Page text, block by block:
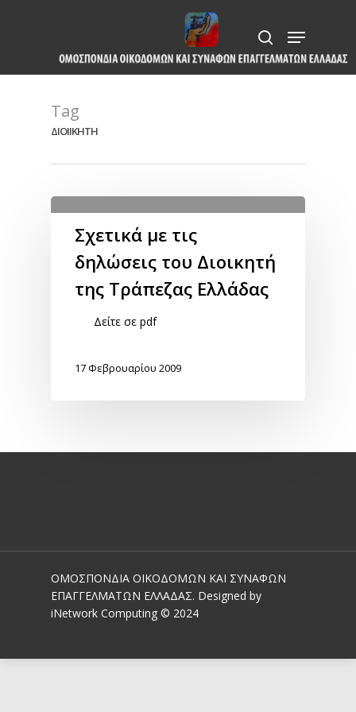
content
search
Menu
Tag
ΔΙΟΙΙΚΗΤΗ
Σχετικά με τις
δηλώσεις του Διοικητή
της Τράπεζας Ελλάδας
Δείτε σε pdf
17 Φεβρουαρίου 2009
ΟΜΟΣΠΟΝΔΙΑ ΟΙΚΟΔΟΜΩΝ ΚΑΙ ΣΥΝΑΦΩΝ
ΕΠΑΓΓΕΛΜΑΤΩΝ ΕΛΛΑΔΑΣ. Designed by
iNetwork Computing © 2024